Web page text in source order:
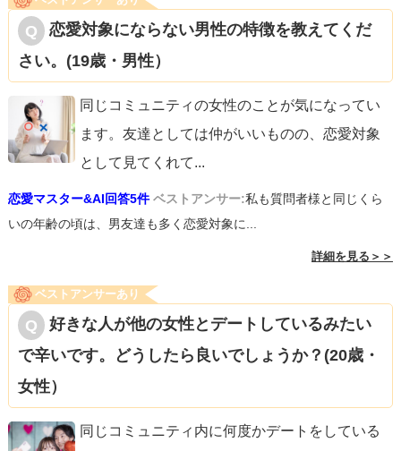
恋愛対象にならない男性の特徴を教えてくだ
さい。(19歳・男性）
同じコミュニティの女性のことが気になってい
ます。友達としては仲がいいものの、恋愛対象
として見てくれて...
恋愛マスター&AI回答5件 ベストアンサー:私も質問者様と同じくら
いの年齢の頃は、男友達も多く恋愛対象に...
詳細を見る＞＞
ベストアンサーあり
好きな人が他の女性とデートしているみたい
で辛いです。どうしたら良いでしょうか？(20歳・
女性）
同じコミュニティ内に何度かデートをしている